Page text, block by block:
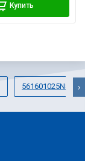
Купить
561601025N8Z8›